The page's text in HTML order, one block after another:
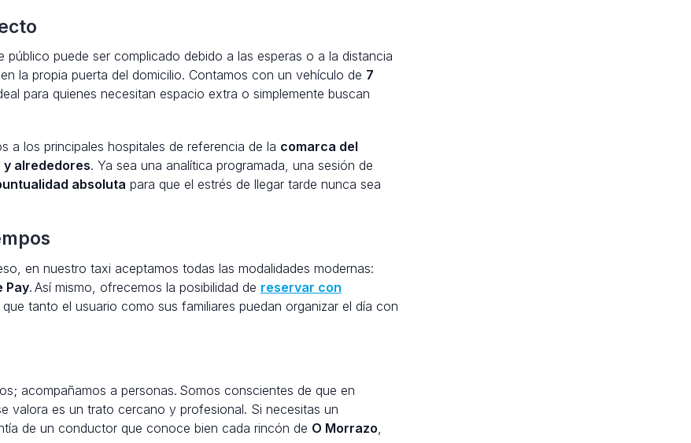
puede ser complicado debido a las esperas o a la distancia
la propia puerta del domicilio. Contamos con un vehículo de 7
para quienes necesitan espacio extra o simplemente buscan
a los principales hospitales de referencia de la comarca del
y alrededores. Ya sea una analítica programada, una sesión de
absoluta para que el estrés de llegar tarde nunca sea
en nuestro taxi aceptamos todas las modalidades modernas:
Pay. Así mismo, ofrecemos la posibilidad de reservar con
tanto el usuario como sus familiares puedan organizar el día con
acompañamos a personas. Somos conscientes de que en
valora es un trato cercano y profesional. Si necesitas un
de un conductor que conoce bien cada rincón de O Morrazo